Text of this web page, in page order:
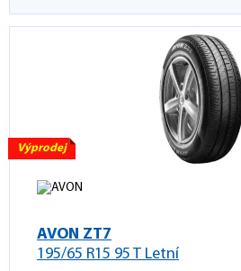
Výprodej
AVON ZT7
195/65 R15 95 T Letní